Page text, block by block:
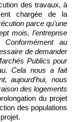
des travaux, à
chargée de la
parce qu'une
mois, l’entreprise
au
de demander
Publics pour
Cela nous a fait
aujourd’hui, nous
des logements
du projet
des populations